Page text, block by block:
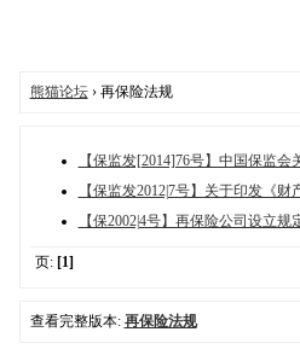
熊猫论坛› 再保险法规
【保监发[2014]76号】中国保监
【保监发2012|7号】关于印发《
【保2002|4号】再保险公司设立规
页: [1]
查看完整版本: 再保险法规